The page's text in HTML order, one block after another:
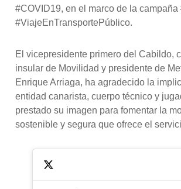
#COVID19, en el marco de la
#ViajeEnTransportePúblico.
El vicepresidente primero del Cabildo,
insular de Movilidad y presidente de
Enrique Arriaga, ha agradecido la
entidad canarista, cuerpo técnico y
prestado su imagen para fomentar la
sostenible y segura que ofrece el